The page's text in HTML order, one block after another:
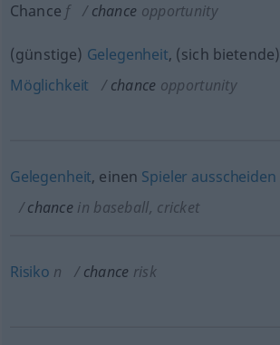
Chance f chance opportunity
(günstige) Gelegenheit, (sich bietende)
Möglichkeit
chance opportunity
Gelegenheit, einen Spieler ausscheiden
chance in baseball, cricket
Risiko n chance risk